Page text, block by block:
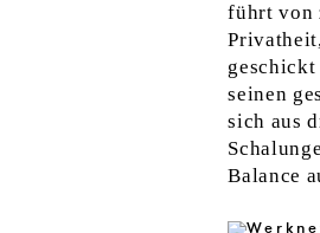
führt von
seinen
sich aus
Balance